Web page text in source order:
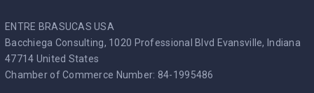
ENTRE BRASUCAS USA
Bacchiega Consulting, 1020 Professional Blvd Evansville, Indiana
47714 United States
Chamber of Commerce Number: 84-1995486